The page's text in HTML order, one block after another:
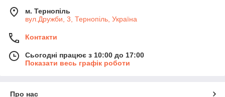
м. Тернопіль
вул.Дружби, 3, Тернопіль, Україна
Контакти
Сьогодні працює з 10:00 до 17:00
Показати весь графік роботи
Про нас